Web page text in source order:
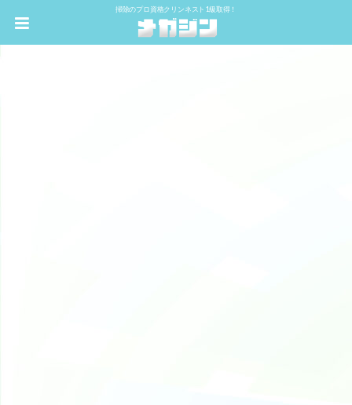
掃除のプロ資格クリンネスト1級取得！